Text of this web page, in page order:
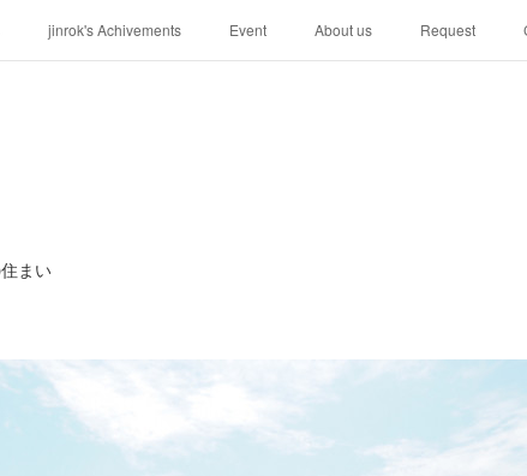
jinrok's Achivements Event About us Request
まい